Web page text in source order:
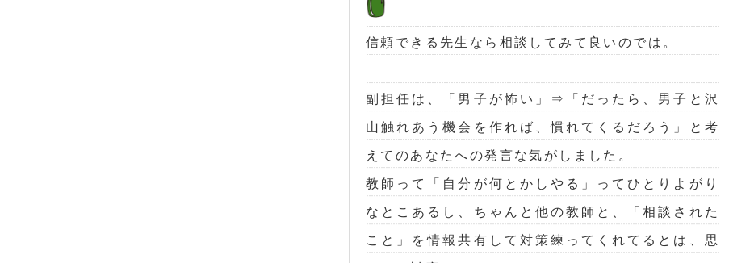
信頼できる先生なら相談してみて良いのでは。
副担任は、「男子が怖い」⇒「だったら、男子と沢
山触れあう機会を作れば、慣れてくるだろう」と考
えてのあなたへの発言な気がしました。
教師って「自分が何とかしやる」ってひとりよがり
なとこあるし、ちゃんと他の教師と、「相談された
こと」を情報共有して対策練ってくれてるとは、思